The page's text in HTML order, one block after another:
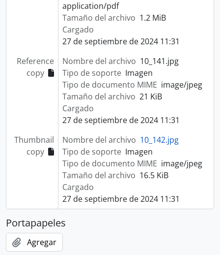
application/pdf
Tamaño del archivo 1.2 MiB
Cargado
27 de septiembre de 2024 11:31
Reference
copy
Nombre del archivo 10_141.jpg
Tipo de soporte Imagen
Tipo de documento MIME image/jpeg
Tamaño del archivo 21 KiB
Cargado
27 de septiembre de 2024 11:31
Thumbnail
copy
Nombre del archivo 10_142.jpg
Tipo de soporte Imagen
Tipo de documento MIME image/jpeg
Tamaño del archivo 16.5 KiB
Cargado
27 de septiembre de 2024 11:31
Portapapeles
Agregar